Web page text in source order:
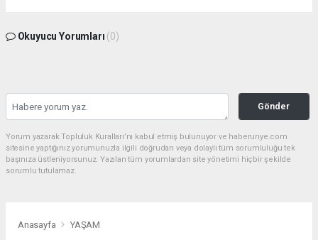
Okuyucu Yorumları (0)
Gönder
Yorum yazarak Topluluk Kuralları’nı kabul etmiş bulunuyor ve haberunye.com
sitesine yaptığınız yorumunuzla ilgili doğrudan veya dolaylı tüm sorumluluğu tek
başınıza üstleniyorsunuz. Yazılan tüm yorumlardan site yönetimi hiçbir şekilde
sorumlu tutulamaz.
Anasayfa YAŞAM